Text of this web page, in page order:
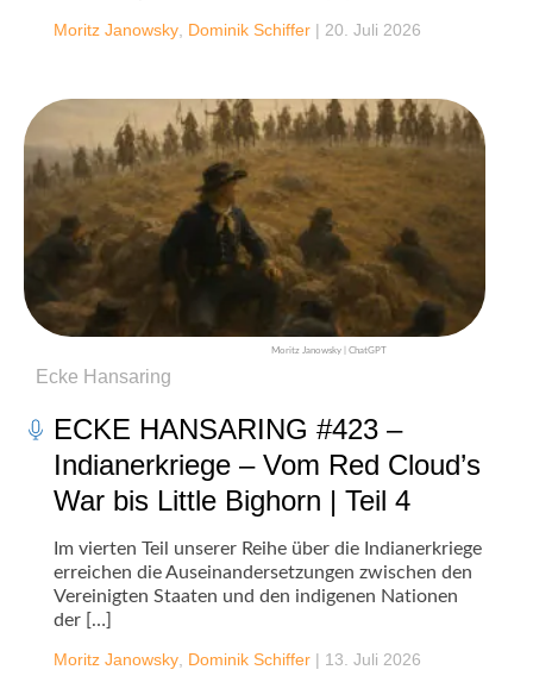
Moritz Janowsky Dominik Schiffer | 20. Juli 2026
Moritz Janowsky | ChatGPT
Ecke Hansaring
ECKE HANSARING #423 –
Indianerkriege – Vom Red Cloud’s
War bis Little Bighorn | Teil 4
Im vierten Teil unserer Reihe über die Indianerkriege
erreichen die Auseinandersetzungen zwischen den
Vereinigten Staaten und den indigenen Nationen
der […]
Moritz Janowsky Dominik Schiffer | 13. Juli 2026